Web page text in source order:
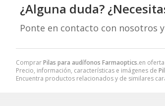
ComprarPilas para audífonos Farmaoptics.en
Precio, información, características e imágenes de
Encuentra productos relacionados y de similares
¿Alguna duda?
Ponte en contacto con nosotros